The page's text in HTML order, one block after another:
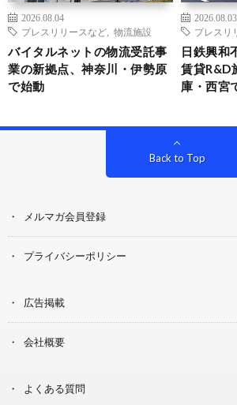
2026.08.04
プレスリリースなど
物流施設
バイタルネットの物流受託事
業の新拠点、神奈川・伊勢原
で始動
2026.08.03
プレスリ
日鉄興和
賃貸R&D
庫・西宮
Back to Top
メルマガ会員登録
プライバシーポリシー
広告掲載
会社概要
よくある質問